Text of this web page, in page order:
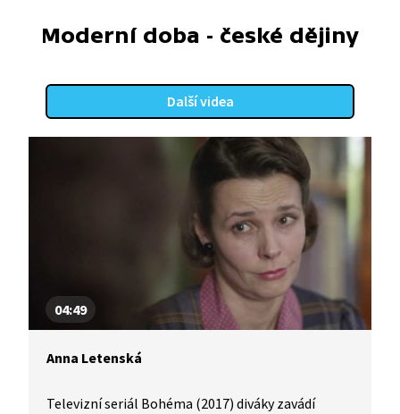
Moderní doba - české dějiny
Další videa
04:49
Anna Letenská
Televizní seriál Bohéma (2017) diváky zavádí